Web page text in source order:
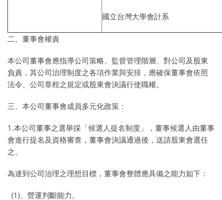
國立台灣大學會計系
二、董事會權責
本公司董事會應指導公司策略、監督管理階層、對公司及股東
負責，其公司治理制度之各項作業與安排，應確保董事會依照
法令、公司章程之規定或股東會決議行使職權。
三、本公司董事會成員多元化政策：
1.本公司董事之選舉採「候選人提名制度」，董事候選人由董事
會進行提名及資格審查，董事會決議通過後，送請股東會選任
之。
為達到公司治理之理想目標，董事會整體應具備之能力如下：
(1)、營運判斷能力。